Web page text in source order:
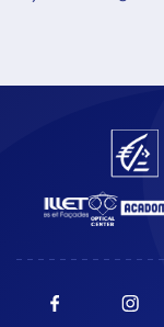
côté, Lylou Borg a
devenue la